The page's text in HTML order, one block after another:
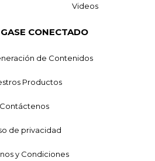
Videos
CONECTADO
de Contenidos
Productos
Contáctenos
de privacidad
y Condiciones